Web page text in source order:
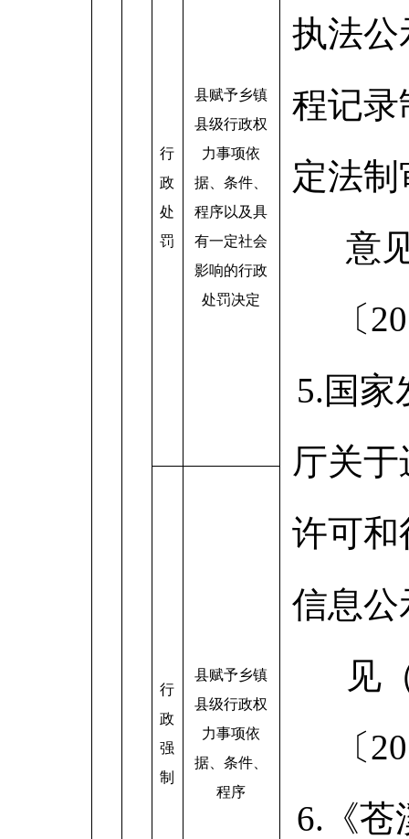
执法公
程记录
定法
意
〔
5.国家
厅关
许可和
信息公
见
〔
6.《苍
行
政
处
罚
县赋予乡镇
县级行政权
力事项依
据、条件、
程序以及具
有一定社会
影响的行政
处罚决定
行
政
强
制
县赋予乡镇
县级行政权
力事项依
据、条件、
程序